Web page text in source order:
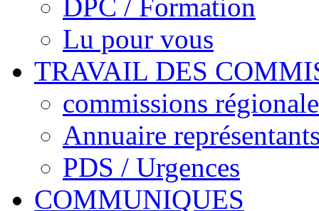
DPC / Formation
Lu pour vous
TRAVAIL DES
commissions
Annuaire
PDS / Urgences
COMMUNIQUES